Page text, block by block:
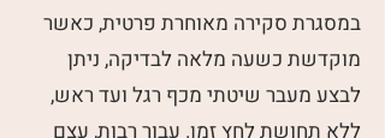
במסגרת סקירה מאוחרת פרטית, כאשר
מוקדשת כשעה מלאה לבדיקה, ניתן
לבצע מעבר שיטתי מכף רגל ועד ראש,
ללא תחושת לחץ זמן. עבור רבות, עצם